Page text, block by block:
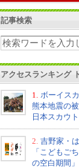
記事検索
アクセスランキング
1.
ボーイス
熊本地震の
日本スカウ
2. 吉野家・
「こどもご
の空白期間